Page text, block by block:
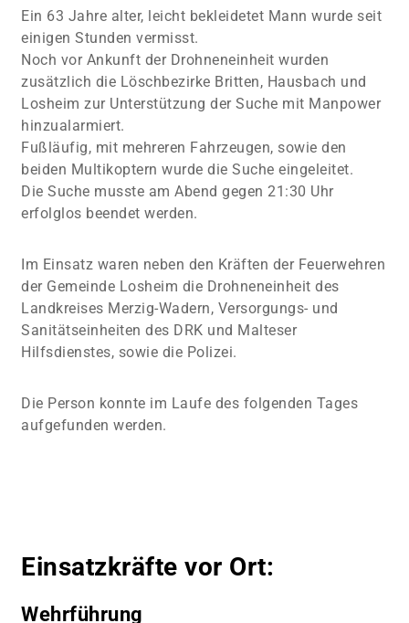
Ein 63 Jahre alter, leicht bekleidetet Mann wurde seit
einigen Stunden vermisst.
Noch vor Ankunft der Drohneneinheit wurden
zusätzlich die Löschbezirke Britten, Hausbach und
Losheim zur Unterstützung der Suche mit Manpower
hinzualarmiert.
Fußläufig, mit mehreren Fahrzeugen, sowie den
beiden Multikoptern wurde die Suche eingeleitet.
Die Suche musste am Abend gegen 21:30 Uhr
erfolglos beendet werden.
Im Einsatz waren neben den Kräften der Feuerwehren
der Gemeinde Losheim die Drohneneinheit des
Landkreises Merzig-Wadern, Versorgungs- und
Sanitätseinheiten des DRK und Malteser
Hilfsdienstes, sowie die Polizei.
Die Person konnte im Laufe des folgenden Tages
aufgefunden werden.
Einsatzkräfte vor Ort:
Wehrführung